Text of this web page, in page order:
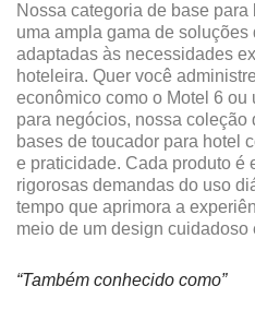
Nossa categoria de base
uma ampla gama de soluções
adaptadas às necessidades
hoteleira. Quer você
econômico como o Motel 6 ou
para negócios, nossa coleção
bases de toucador para hotel
e praticidade. Cada produto é
rigorosas demandas do uso
tempo que aprimora a
meio de um design cuidadoso
“Também conhecido como”